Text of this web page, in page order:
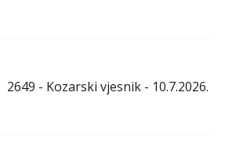
2649 - Kozarski vjesnik - 10.7.2026.